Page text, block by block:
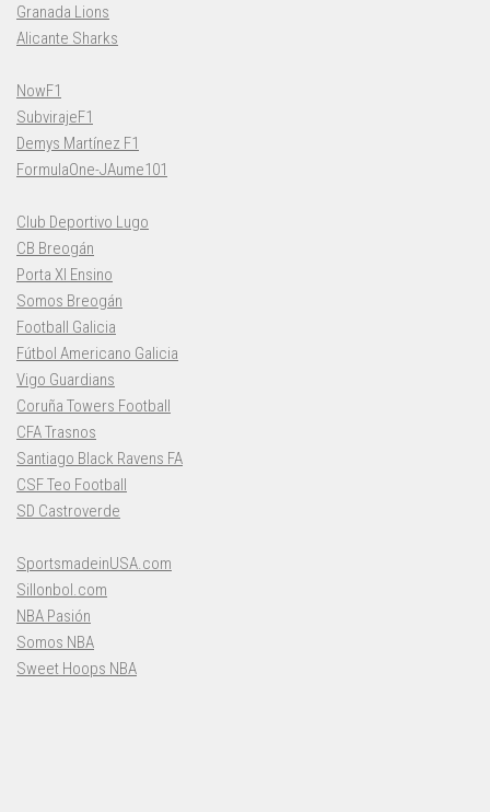
Granada Lions
Alicante Sharks
NowF1
SubvirajeF1
Demys Martínez F1
FormulaOne-JAume101
Club Deportivo Lugo
CB Breogán
Porta XI Ensino
Somos Breogán
Football Galicia
Fútbol Americano Galicia
Vigo Guardians
Coruña Towers Football
CFA Trasnos
Santiago Black Ravens FA
CSF Teo Football
SD Castroverde
SportsmadeinUSA.com
Sillonbol.com
NBA Pasión
Somos NBA
Sweet Hoops NBA